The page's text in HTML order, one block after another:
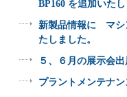
BP160 を追加いたし
新製品情報に マシ
たしました。
５、６月の展示会
プラントメンテナ